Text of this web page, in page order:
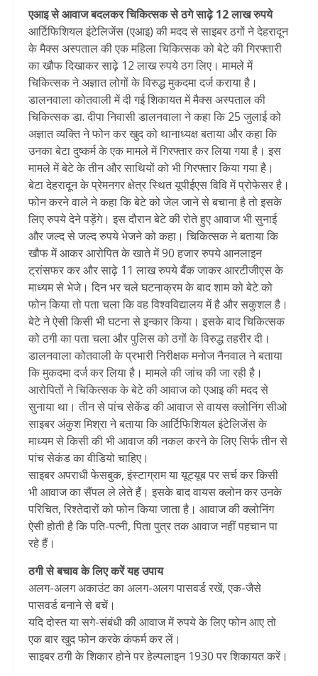
एआइ से आवाज बदलकर चिकित्सक से ठगे साढ़े 12 लाख रुपये
आर्टिफिशियल इंटेलिजेंस (एआइ) की मदद से साइबर ठगों ने देहरादून
के मैक्स अस्पताल की एक महिला चिकित्सक को बेटे की गिरफ्तारी
का खौफ दिखाकर साढ़े 12 लाख रुपये ठग लिए। मामले में
चिकित्सक ने अज्ञात लोगों के विरुद्ध मुकदमा दर्ज कराया है।
डालनवाला कोतवाली में दी गई शिकायत में मैक्स अस्पताल की
चिकित्सक डा. दीपा निवासी डालनवाला ने कहा कि 25 जुलाई को
अज्ञात व्यक्ति ने फोन कर खुद को थानाध्यक्ष बताया और कहा कि
उनका बेटा दुष्कर्म के एक मामले में गिरफ्तार कर लिया गया है। इस
मामले में बेटे के तीन और साथियों को भी गिरफ्तार किया गया है।
बेटा देहरादून के प्रेमनगर क्षेत्र स्थित यूपीईएस विवि में प्रोफेसर है।
फोन करने वाले ने कहा कि बेटे को जेल जाने से बचाना है तो इसके
लिए रुपये देने पड़ेंगे। इस दौरान बेटे की रोते हुए आवाज भी सुनाई
और जल्द से जल्द रुपये भेजने को कहा। चिकित्सक ने बताया कि
खौफ में आकर आरोपित के खाते में 90 हजार रुपये आनलाइन
ट्रांसफर कर और साढ़े 11 लाख रुपये बैंक जाकर आरटीजीएस के
माध्यम से भेजे। दिन भर चले घटनाक्रम के बाद शाम को बेटे को
फोन किया तो पता चला कि वह विश्वविद्यालय में है और सकुशल है।
बेटे ने ऐसी किसी भी घटना से इन्कार किया। इसके बाद चिकित्सक
को ठगी का पता चला और पुलिस को ठगों के विरुद्ध तहरीर दी।
डालनवाला कोतवाली के प्रभारी निरीक्षक मनोज नैनवाल ने बताया
कि मुकदमा दर्ज कर लिया है। मामले की जांच की जा रही है।
आरोपितों ने चिकित्सक के बेटे की आवाज को एआइ की मदद से
सुनाया था। तीन से पांच सेकेंड की आवाज से वायस क्लोनिंग सीओ
साइबर अंकुश मिश्रा ने बताया कि आर्टिफिशियल इंटेलिजेंस के
माध्यम से किसी की भी आवाज की नकल करने के लिए सिर्फ तीन से
पांच सेकंड का वीडियो चाहिए।
साइबर अपराधी फेसबुक, इंस्टाग्राम या यूट्यूब पर सर्च कर किसी
भी आवाज का सैंपल ले लेते हैं। इसके बाद वायस क्लोन कर उनके
परिचित, रिश्तेदारों को फोन किया जाता है। आवाज की क्लोनिंग
ऐसी होती है कि पति-पत्नी, पिता पुत्र तक आवाज नहीं पहचान पा
रहे हैं।
ठगी से बचाव के लिए करें यह उपाय
अलग-अलग अकाउंट का अलग-अलग पासवर्ड रखें, एक-जैसे
पासवर्ड बनाने से बचें।
यदि दोस्त या सगे-संबंधी की आवाज में रुपये के लिए फोन आए तो
एक बार खुद फोन करके कंफर्म कर लें।
साइबर ठगी के शिकार होने पर हेल्पलाइन 1930 पर शिकायत करें।